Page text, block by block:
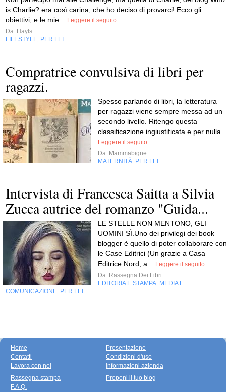
is Charlie? era così carina, che ho deciso di provarci! Ecco gli
obiettivi, e le mie...
Leggere il seguito
Da Hayls
LIFESTYLE PER LEI
Compratrice convulsiva di libri per
ragazzi.
Spesso parlando di libri, la letteratura
per ragazzi viene sempre messa ad un
secondo livello. Ritengo questa
classificazione ingiustificata e per
Leggere il seguito
Da Mammabigne
MATERNITÀ PER LEI
Intervista di Francesca Saitta a Silvia
Zucca autrice del romanzo "Guida...
LE STELLE NON MENTONO, GLI
UOMINI SÌ.Uno dei privilegi dei book
blogger è quello di poter collaborare
le Case Editrici (Un grazie a Casa
Editrice Nord, a...
Leggere il seguito
Da Rassegna Dei Libri
EDITORIA E STAMPA MEDIA E
COMUNICAZIONE PER LEI
Home
Contatti
Lavora con noi
Presentazione
Condizioni d'uso
Informazioni azienda
Rassegna stampa
F.A.Q.
Proponi il tuo blog